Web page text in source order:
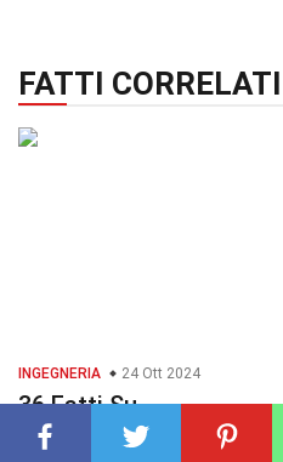
FATTI CORRELATI
INGEGNERIA 24 Ott 2024
36 Fatti Su
Progettazione Per Il